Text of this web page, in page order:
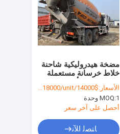
مضخة هيدروليكية شاحنة
خلاط خرسانة مستعملة
شاحنة خلاط أسمنت
مستعملة 8cbm 10cbm
الأسعار:$14000/unit-$18000/unit
MOQ:1 وحدة
أحصل على آخر سعر
ﺎﺘﺼﻟ ﺍﻶﻧ